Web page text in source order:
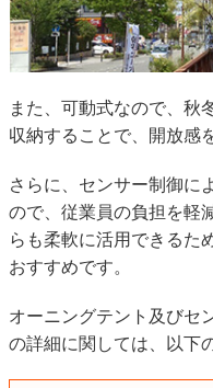
また、可動式なので、秋
収納することで、開放感
さらに、センサー制御に
ので、従業員の負担を軽
らも柔軟に活用できるた
おすすめです。
オーニングテント及びセ
の詳細に関しては、以下